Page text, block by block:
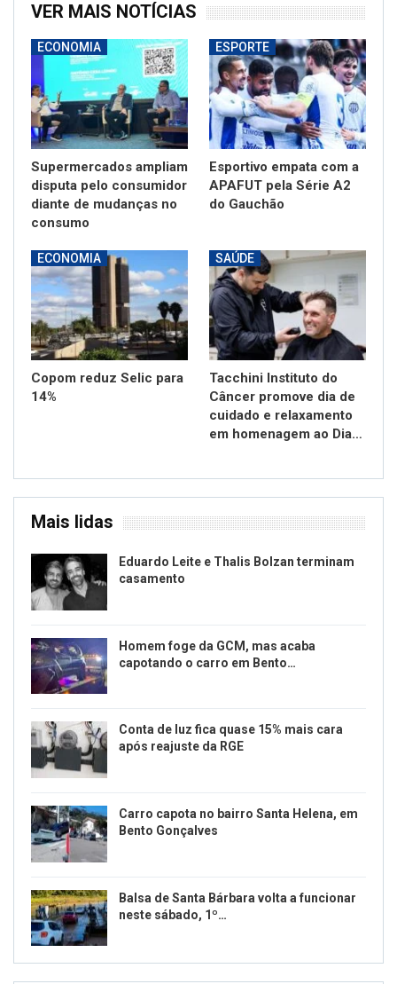
VER MAIS NOTÍCIAS
ECONOMIA
Supermercados ampliam
disputa pelo consumidor
diante de mudanças no
consumo
ESPORTE
Esportivo empata com a
APAFUT pela Série A2
do Gauchão
ECONOMIA
Copom reduz Selic para
14%
SAÚDE
Tacchini Instituto do
Câncer promove dia de
cuidado e relaxamento
em homenagem ao Dia…
Mais lidas
Eduardo Leite e Thalis Bolzan terminam
casamento
Homem foge da GCM, mas acaba
capotando o carro em Bento…
Conta de luz fica quase 15% mais cara
após reajuste da RGE
Carro capota no bairro Santa Helena, em
Bento Gonçalves
Balsa de Santa Bárbara volta a funcionar
neste sábado, 1º…